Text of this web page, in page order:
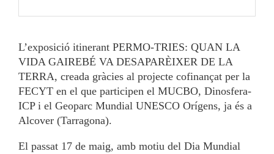
L’exposició itinerant PERMO-TRIES: QUAN LA
VIDA GAIREBÉ VA DESAPARÈIXER DE LA
TERRA, creada gràcies al projecte cofinançat per la
FECYT en el que participen el MUCBO, Dinosfera-
ICP i el Geoparc Mundial UNESCO Orígens, ja és a
Alcover (Tarragona).
El passat 17 de maig, amb motiu del Dia Mundial